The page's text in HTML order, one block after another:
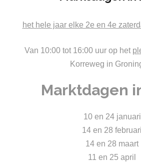
het hele jaar elke 2e en 4e
Van 10:00 tot 16:00 uur op het
Korreweg in
Marktdagen
10 en 24 januari
14 en 28 februari
14 en 28 maart
11 en 25 april